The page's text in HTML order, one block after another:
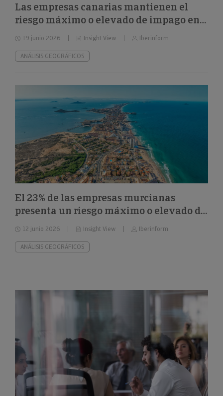
Las empresas canarias mantienen el
riesgo máximo o elevado de impago en
el 32%
19 junio 2026 Insight View Iberinform
ANÁLISIS GEOGRÁFICOS
El 23% de las empresas murcianas
presenta un riesgo máximo o elevado de
impago
12 junio 2026 Insight View Iberinform
ANÁLISIS GEOGRÁFICOS